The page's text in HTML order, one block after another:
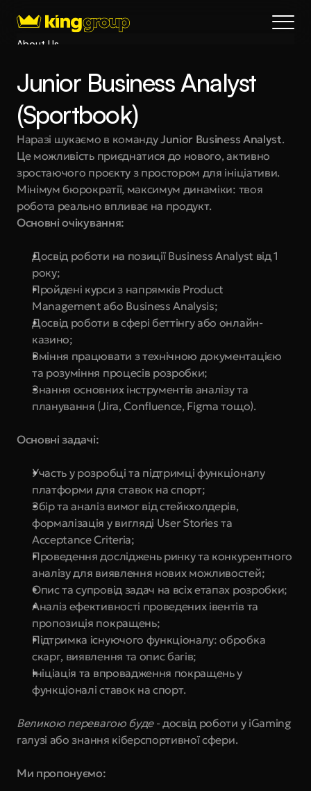
About Us
Services
Process
Coming Soon
King Interns
Legal
404
Book a call
Junior Business Analyst
(Sportbook)
Наразі шукаємо в команду Junior Business Analyst.
Це можливість приєднатися до нового, активно
зростаючого проєкту з простором для ініціативи.
Мінімум бюрократії, максимум динаміки: твоя
робота реально впливає на продукт.
Основні очікування:
Досвід роботи на позиції Business Analyst від 1
року;
Пройдені курси з напрямків Product
Management або Business Analysis;
Досвід роботи в сфері беттінгу або онлайн-
казино;
Вміння працювати з технічною документацією
та розуміння процесів розробки;
Знання основних інструментів аналізу та
планування (Jira, Confluence, Figma тощо).
Основні задачі:
Участь у розробці та підтримці функціоналу
платформи для ставок на спорт;
Збір та аналіз вимог від стейкхолдерів,
формалізація у вигляді User Stories та
Acceptance Criteria;
Проведення досліджень ринку та конкурентного
аналізу для виявлення нових можливостей;
Опис та супровід задач на всіх етапах розробки;
Аналіз ефективності проведених івентів та
пропозиція покращень;
Підтримка існуючого функціоналу: обробка
скарг, виявлення та опис багів;
Ініціація та впровадження покращень у
функціоналі ставок на спорт.
Великою перевагою буде - досвід роботи у iGaming
галузі або знання кіберспортивної сфери.
Ми пропонуємо: